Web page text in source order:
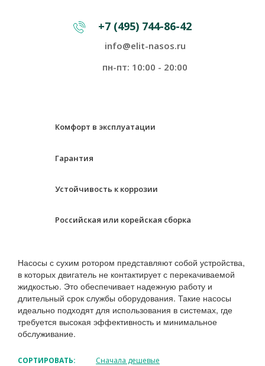
+7 (495) 744-86-42
info@elit-nasos.ru
пн-пт: 10:00 - 20:00
Комфорт в эксплуатации
Гарантия
Устойчивость к коррозии
Российская или корейская сборка
Насосы с сухим ротором представляют собой устройства,
в которых двигатель не контактирует с перекачиваемой
жидкостью. Это обеспечивает надежную работу и
длительный срок службы оборудования. Такие насосы
идеально подходят для использования в системах, где
требуется высокая эффективность и минимальное
обслуживание.
СОРТИРОВАТЬ:
Сначала дешевые